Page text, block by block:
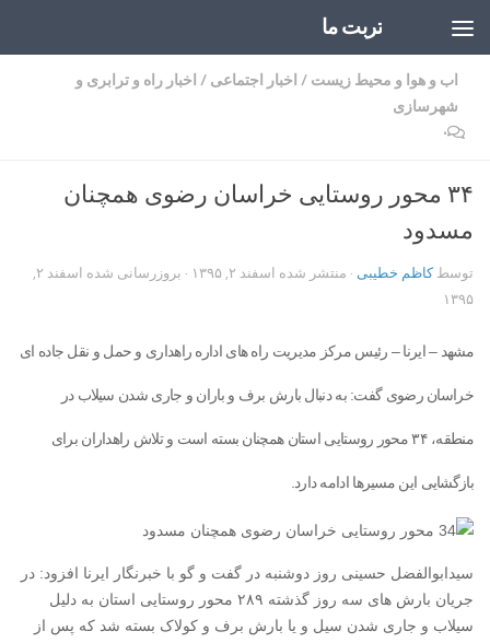
تربت ما
اب و هوا و محیط زیست / اخبار اجتماعی / اخبار راه و ترابری و
شهرسازی
۰
۳۴ محور روستایی خراسان رضوی همچنان
مسدود
توسطکاظم خطیبی · منتشر شده اسفند ۲, ۱۳۹۵ · بروزرسانی شده
اسفند ۲,
۱۳۹۵
مشهد – ایرنا – رئیس مرکز مدیریت راه های اداره راهداری و حمل و نقل جاده ای
خراسان رضوی گفت: به دنبال بارش برف و باران و جاری شدن سیلاب در
منطقه، ۳۴ محور روستایی استان همچنان بسته است و تلاش راهداران برای
بازگشایی این مسیرها ادامه دارد.
سیدابوالفضل حسینی روز دوشنبه در گفت و گو با خبرنگار ایرنا افزود: در
جریان بارش های سه روز گذشته ۲۸۹ محور روستایی استان به دلیل
سیلاب و جاری شدن سیل و یا بارش برف و کولاک بسته شد که پس از